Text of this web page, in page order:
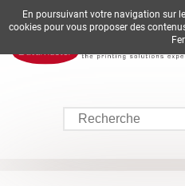
En poursuivant votre navigation sur
cookies pour vous proposer des